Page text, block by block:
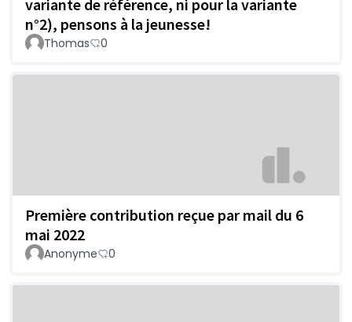
variante de référence, ni pour la variante
n°2), pensons à la jeunesse!
Thomas 0
Première contribution reçue par mail du 6
mai 2022
Anonyme 0